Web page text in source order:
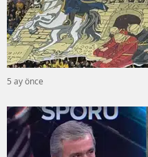
5 ay önce